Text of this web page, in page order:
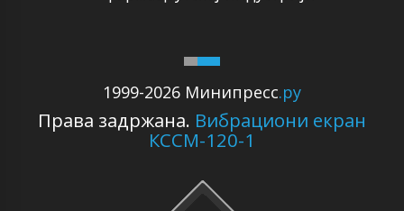
1999-2026 Минипресс.ру
Права задржана. Вибрациони екран
КССМ-120-1